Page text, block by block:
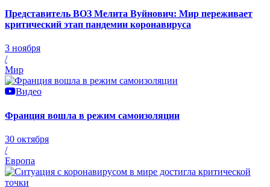
Представитель ВОЗ Мелита Вуйнович: Мир переживает
критический этап пандемии коронавируса
3 ноября
/
Мир
Видео
Франция вошла в режим самоизоляции
30 октября
/
Европа